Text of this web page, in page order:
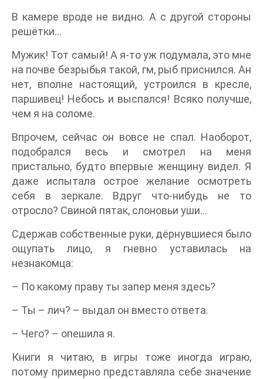
В камере вроде не видно. А с другой стороны
решётки...
Мужик! Тот самый! А я-то уж подумала, это мне
на почве безрыбья такой, гм, рыб приснился. Ан
нет, вполне настоящий, устроился в кресле,
паршивец! Небось и выспался! Всяко получше,
чем я на соломе.
Впрочем, сейчас он вовсе не спал. Наоборот,
подобрался весь и смотрел на меня
пристально, будто впервые женщину видел. Я
даже испытала острое желание осмотреть
себя в зеркале. Вдруг что-нибудь не то
отросло? Свиной пятак, слоновьи уши...
Сдержав собственные руки, дёрнувшиеся было
ощупать лицо, я гневно уставилась на
незнакомца:
– По какому праву ты запер меня здесь?
– Ты – лич? – выдал он вместо ответа.
– Чего? – опешила я.
Книги я читаю, в игры тоже иногда играю,
потому примерно представляла себе значение